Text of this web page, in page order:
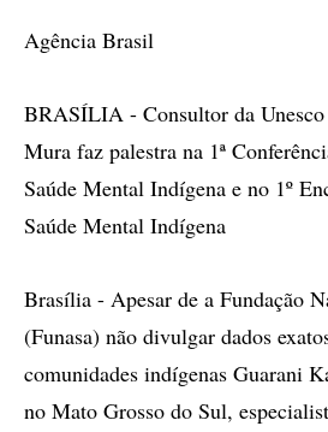
Agência Brasil
BRASÍLIA - Consultor da
Mura faz palestra na 1ª
Saúde Mental Indígena e no 1º
Saúde Mental Indígena
Brasília - Apesar de a Fundação
(Funasa) não divulgar dados
comunidades indígenas Guarani
no Mato Grosso do Sul,